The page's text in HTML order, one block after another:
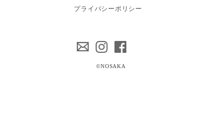
プライバシーポリシー
©NOSAKA